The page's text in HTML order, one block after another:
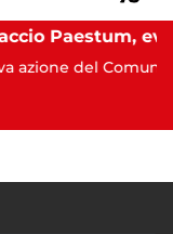
del Comune di